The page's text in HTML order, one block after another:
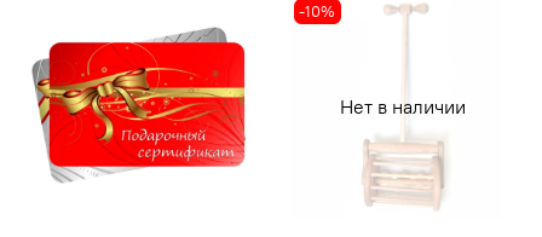
Нет в наличии
-10%